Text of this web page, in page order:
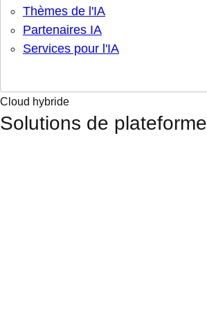
Thèmes de l'IA
Partenaires IA
Services pour l'IA
Cloud hybride
Solutions de plateforme